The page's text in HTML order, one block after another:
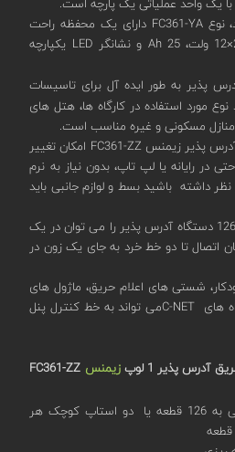
در مقایسه با طراحی استاندارد، نوع FC361-YA دارای یک محفظه راحت
بسیار بزرگ برای باتری‌های 2×12 ولت، 25 Ah و نشانگر LED یکپارچه
پذیر به طور ایده آل برای تاسیسات
مورد استفاده در کارگاه ها، هتل های
منازل مسکونی و غیره مناسب است.
پیکربندی یکپارچه کنترل پنل آدرس پذیر زیمنس FC361-ZZ امکان تغییر
در رایانه یا لپ تاپ، بدون نیاز به نرم
داشته باشید بسط و لوازم جانبی باید
خط دتکتور 'C-NET' با حداکثر 126 دستگاه آدرس پذیر را می توان در یک
اتصال تا دو خط خرد به جای یک زون در
شستی های اعلام حریق، ماژول های
ورودی وخروجی و سایر دستگاه های C-NETمی تواند به خط کنترل پنل
پذیر 1 لوپ زیمنس FC361-ZZ
یک لوپ با قابلیت آدرس دهی به 126 قطعه یا دو استاپ کوچک هر